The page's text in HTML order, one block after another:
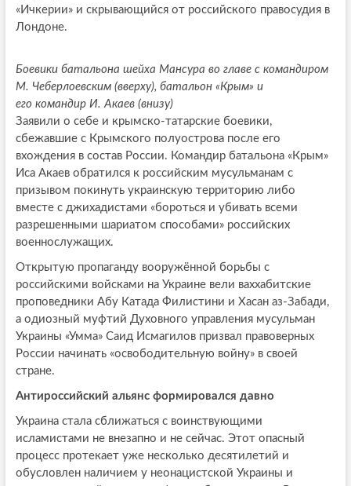
«Ичкерии» и скрывающийся от российского правосудия в
Лондоне.
Боевики батальона шейха Мансура во главе с командиром
М. Чеберлоевским (вверху), батальон «Крым» и
его командир И. Акаев (внизу)
Заявили о себе и крымско-татарские боевики,
сбежавшие с Крымского полуострова после его
вхождения в состав России. Командир батальона «Крым»
Иса Акаев обратился к российским мусульманам с
призывом покинуть украинскую территорию либо
вместе с джихадистами «бороться и убивать всеми
разрешенными шариатом способами» российских
военнослужащих.
Открытую пропаганду вооружённой борьбы с
российскими войсками на Украине вели ваххабитские
проповедники Абу Катада Филистини и Хасан аз-Забади,
а одиозный муфтий Духовного управления мусульман
Украины «Умма» Саид Исмагилов призвал правоверных
России начинать «освободительную войну» в своей
стране.
Антироссийский альянс формировался давно
Украина стала сближаться с воинствующими
исламистами не внезапно и не сейчас. Этот опасный
процесс протекает уже несколько десятилетий и
обусловлен наличием у неонацистской Украины и